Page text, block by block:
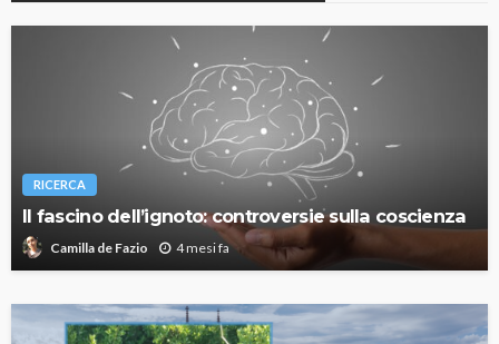
RICERCA
Il fascino dell’ignoto: controversie sulla coscienza
Camilla de Fazio 4 mesi fa